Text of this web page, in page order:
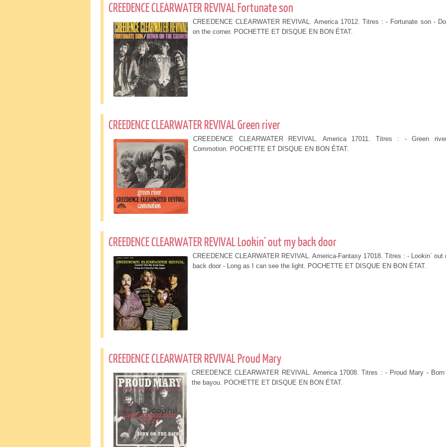
CREEDENCE CLEARWATER REVIVAL Fortunate son
CREEDENCE CLEARWATER REVIVAL. America 17012. Titres : - Fortunate son -
on the corner. POCHETTE ET DISQUE EN BON ÉTAT.
CREEDENCE CLEARWATER REVIVAL Green river
CREEDENCE CLEARWATER REVIVAL. America 17011. Titres : - Green
Commotion. POCHETTE ET DISQUE EN BON ÉTAT.
CREEDENCE CLEARWATER REVIVAL Lookin´ out my back door
CREEDENCE CLEARWATER REVIVAL. America-Fantasy 17018. Titres : - Lookin´ out
back door - Long as I can see the light. POCHETTE ET DISQUE EN BON ÉTAT.
CREEDENCE CLEARWATER REVIVAL Proud Mary
CREEDENCE CLEARWATER REVIVAL. America 17008. Titres : - Proud Mary - Born
the bayou. POCHETTE ET DISQUE EN BON ÉTAT.